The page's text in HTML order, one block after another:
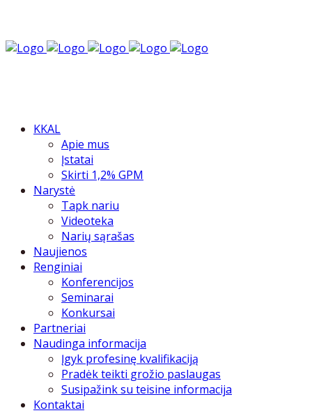
KKAL
Apie mus
Įstatai
Skirti 1,2% GPM
Narystė
Tapk nariu
Videoteka
Narių sąrašas
Naujienos
Renginiai
Konferencijos
Seminarai
Konkursai
Partneriai
Naudinga informacija
Įgyk profesinę kvalifikaciją
Pradėk teikti grožio paslaugas
Susipažink su teisine informacija
Kontaktai